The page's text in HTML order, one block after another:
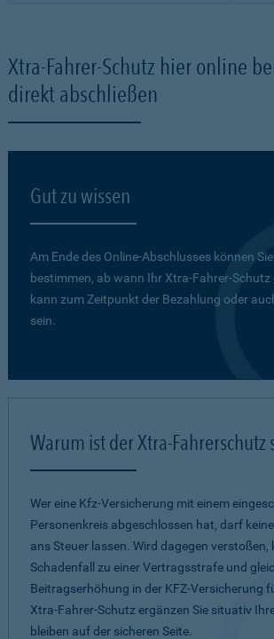
Xtra-Fahrer-Schutz hier online
direkt abschließen
Gut zu wissen
Am Ende des Online-Abschlusses können
bestimmen, ab wann Ihr Xtra-Fahrer-Schutz
kann zum Zeitpunkt der Bezahlung oder
sein.
Warum ist der Xtra-Fahrerschutz
Wer eine Kfz-Versicherung mit einem
Personenkreis abgeschlossen hat, darf
ans Steuer lassen. Wird dagegen verstoßen,
Schadenfall zu einer Vertragsstrafe und
Beitragserhöhung in der KFZ-Versicherung
Xtra-Fahrer-Schutz ergänzen Sie situativ
bleiben auf der sicheren Seite.